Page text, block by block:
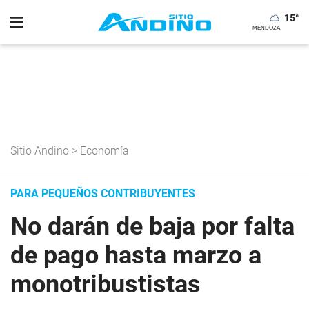
15°
Sitio Andino > Economía
PARA PEQUEÑOS CONTRIBUYENTES
No darán de baja por falta
de pago hasta marzo a
monotribustistas